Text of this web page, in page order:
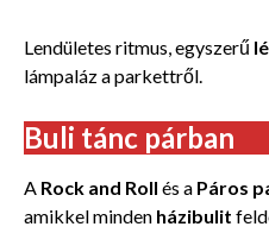
Lendületes ritmus, egyszerű
lámpaláz a parkettről.
Buli tánc párban
A Rock and Roll és a Páros
amikkel minden házibulit